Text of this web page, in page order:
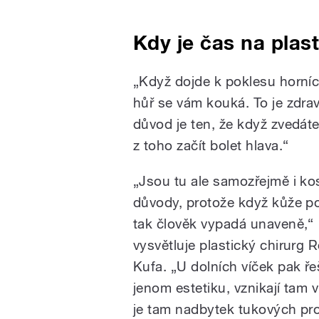
Kdy je čas na
„Když dojde k poklesu
hůř se vám kouká. To je
důvod je ten, že když
z toho začít bolet hlava.“
„Jsou tu ale samozřejmě i
důvody, protože když kůže
tak člověk vypadá unaveně,“
vysvětluje plastický chirurg
Kufa. „U dolních víček pak
jenom estetiku, vznikají tam
je tam nadbytek tukových